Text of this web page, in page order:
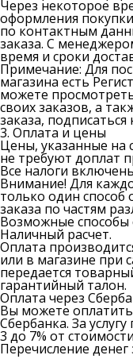
Через некоторое
оформления
по контактным
заказа. С
время и сроки
Примечание: Для
магазина есть
можете
своих заказов, а
заказа,
3. Оплата и цены
Цены, указанные на
не требуют доплат
Все налоги
Внимание! Для
только один
заказа по частям
Возможные способы
Наличный расчет.
Оплата
или в магазине при
передается
гарантийный талон.
Оплата через
Вы можете
Сбербанка. За
3 до 7% от
Перечисление